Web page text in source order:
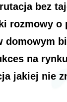
bez
rozmowy o
domowym
na
jakiej nie